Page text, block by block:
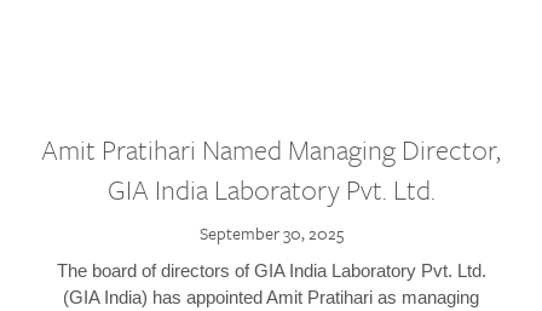
Amit Pratihari Named Managing Director,
GIA India Laboratory Pvt. Ltd.
September 30, 2025
The board of directors of GIA India Laboratory Pvt. Ltd.
(GIA India) has appointed Amit Pratihari as managing